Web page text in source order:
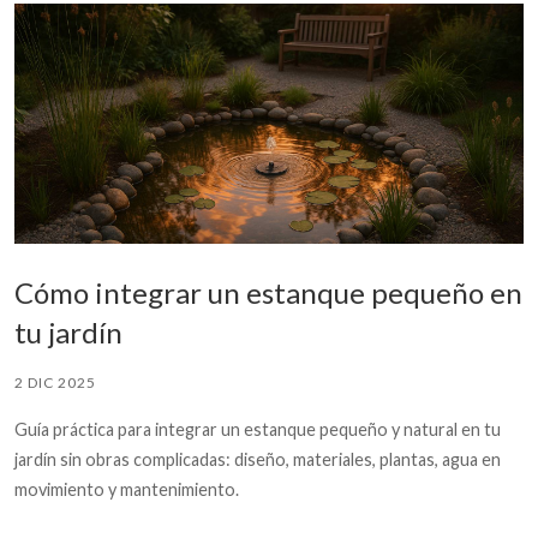
Cómo integrar un estanque pequeño en
tu jardín
2 DIC 2025
Guía práctica para integrar un estanque pequeño y natural en tu
jardín sin obras complicadas: diseño, materiales, plantas, agua en
movimiento y mantenimiento.